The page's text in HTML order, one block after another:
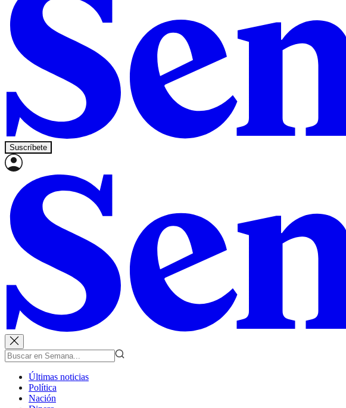
Suscríbete
Últimas noticias
Política
Nación